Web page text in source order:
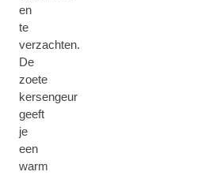
en
te
verzachten.
De
zoete
kersengeur
geeft
je
een
warm